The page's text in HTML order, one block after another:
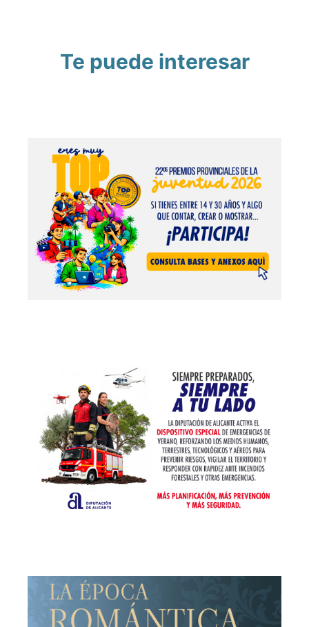
Te puede interesar